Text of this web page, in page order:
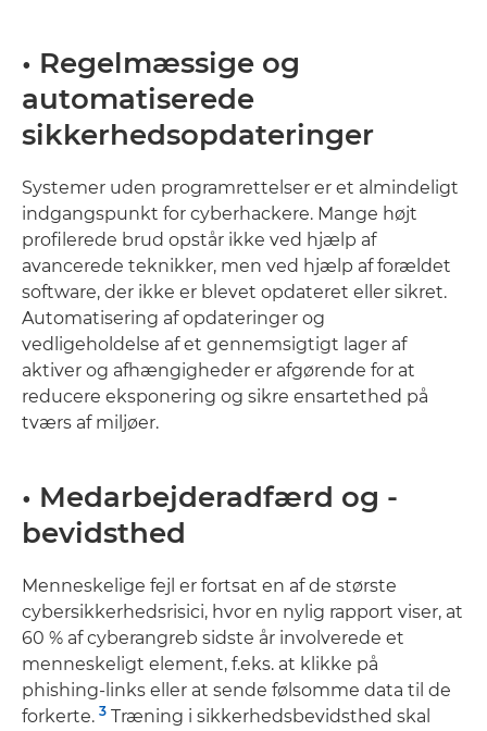
• Regelmæssige og
automatiserede
sikkerhedsopdateringer
Systemer uden programrettelser er et almindeligt
indgangspunkt for cyberhackere. Mange højt
profilerede brud opstår ikke ved hjælp af
avancerede teknikker, men ved hjælp af forældet
software, der ikke er blevet opdateret eller sikret.
Automatisering af opdateringer og
vedligeholdelse af et gennemsigtigt lager af
aktiver og afhængigheder er afgørende for at
reducere eksponering og sikre ensartethed på
tværs af miljøer.
• Medarbejderadfærd og -
bevidsthed
Menneskelige fejl er fortsat en af de største
cybersikkerhedsrisici, hvor en nylig rapport viser, at
60 % af cyberangreb sidste år involverede et
menneskeligt element, f.eks. at klikke på
phishing-links eller at sende følsomme data til de
forkerte. 3 Træning i sikkerhedsbevidsthed skal